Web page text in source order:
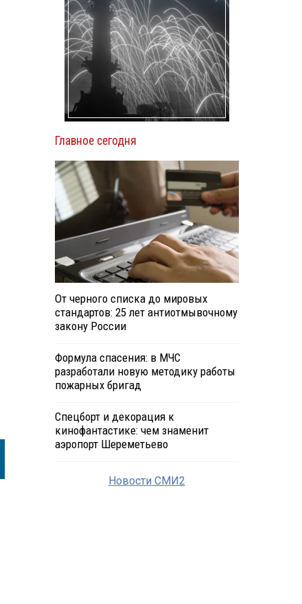
Главное сегодня
От черного списка до мировых
стандартов: 25 лет антиотмывочному
закону России
Формула спасения: в МЧС
разработали новую методику работы
пожарных бригад
Спецборт и декорация к
кинофантастике: чем знаменит
аэропорт Шереметьево
Новости СМИ2